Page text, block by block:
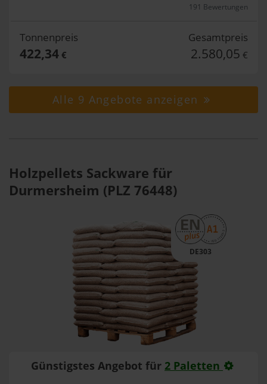
191 Bewertungen
Tonnenpreis
422,34€
Gesamtpreis
2.580,05 €
Alle 9 Angebote anzeigen
Holzpellets Sackware für
Durmersheim (PLZ 76448)
DE303
Günstigstes Angebot für 2 Paletten